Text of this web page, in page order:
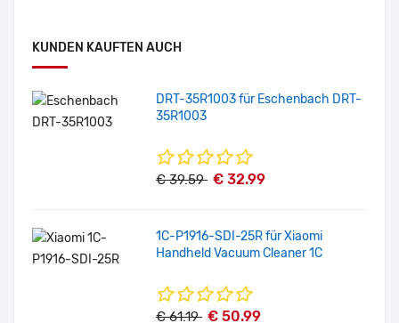
KUNDEN KAUFTEN AUCH
DRT-35R1003 für Eschenbach DRT-
35R1003
€ 39.59 € 32.99
1C-P1916-SDI-25R für Xiaomi
Handheld Vacuum Cleaner 1C
€ 61.19 € 50.99